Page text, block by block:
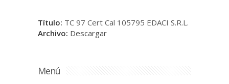
Título: TC 97 Cert Cal 105795 EDACI S.R.L.
Archivo: Descargar
Menú